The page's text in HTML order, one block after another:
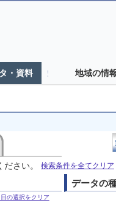
・資料 地域の情
さい。 検索条件を全てクリア
の選択をクリア
データの